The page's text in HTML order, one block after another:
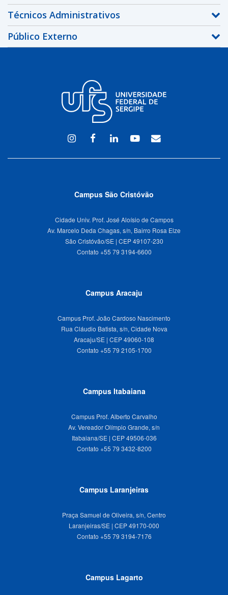
Técnicos Administrativos
Público Externo
InstagramFacebook
LinkedinYoutubeWEBMAIL
Campus São Cristóvão
Cidade Univ. Prof. José Aloísio de Campos
Av. Marcelo Deda Chagas, s/n, Bairro Rosa Elze
São Cristóvão/SE | CEP 49107-230
Campus Aracaju
Campus Prof. João Cardoso Nascimento
Rua Cláudio Batista, s/n, Cidade Nova
Aracaju/SE | CEP 49060-108
Campus Itabaiana
Campus Prof. Alberto Carvalho
Av. Vereador Olímpio Grande, s/n
Itabaiana/SE | CEP 49506-036
Campus Laranjeiras
Praça Samuel de Oliveira, s/n, Centro
Laranjeiras/SE | CEP 49170-000
Campus Lagarto